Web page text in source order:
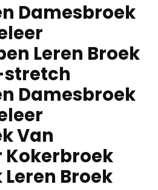
Damesbroek
Leren Broek
stretch
Damesbroek
Van
Leren Broek